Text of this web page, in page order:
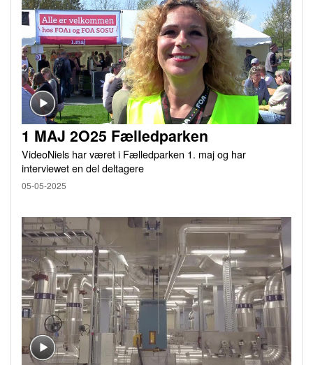
1 MAJ 2O25 Fælledparken
VideoNiels har været i Fælledparken 1. maj og har
interviewet en del deltagere
05-05-2025